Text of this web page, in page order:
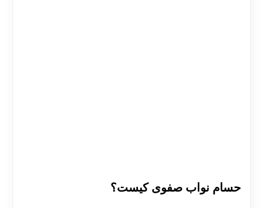
حسام نواب صفوی کیست؟